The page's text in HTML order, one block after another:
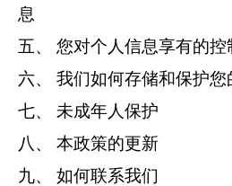
息
五、 您对个人信息享有的控
六、 我们如何存储和保护您
七、 未成年人保护
八、 本政策的更新
九、 如何联系我们